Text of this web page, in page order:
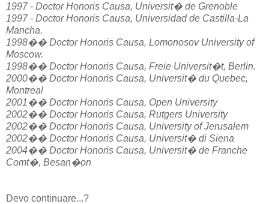
1997 - Doctor Honoris Causa, Universit� de Grenoble
1997 - Doctor Honoris Causa, Universidad de Castilla-La
Mancha.
1998�� Doctor Honoris Causa, Lomonosov University of
Moscow.
1998�� Doctor Honoris Causa, Freie Universit�t, Berlin.
2000�� Doctor Honoris Causa, Universit� du Quebec,
Montreal
2001�� Doctor Honoris Causa, Open University
2002�� Doctor Honoris Causa, Rutgers University
2002�� Doctor Honoris Causa, University of Jerusalem
2002�� Doctor Honoris Causa, Universit� di Siena
2004�� Doctor Honoris Causa, Universit� de Franche
Comt�, Besan�on
Devo continuare...?